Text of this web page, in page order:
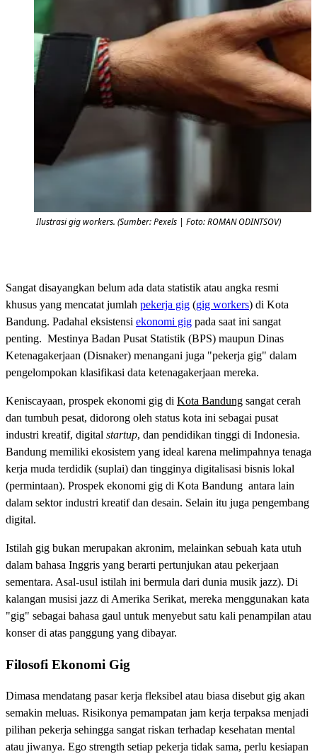
Ilustrasi gig workers. (Sumber: Pexels | Foto: ROMAN ODINTSOV)
Sangat disayangkan belum ada data statistik atau angka resmi
khusus yang mencatat jumlah pekerja gig (gig workers) di Kota
Bandung. Padahal eksistensi ekonomi gig pada saat ini sangat
penting. Mestinya Badan Pusat Statistik (BPS) maupun Dinas
Ketenagakerjaan (Disnaker) menangani juga "pekerja gig" dalam
pengelompokan klasifikasi data ketenagakerjaan mereka.
Keniscayaan, prospek ekonomi gig di Kota Bandung sangat cerah
dan tumbuh pesat, didorong oleh status kota ini sebagai pusat
industri kreatif, digital startup, dan pendidikan tinggi di Indonesia.
Bandung memiliki ekosistem yang ideal karena melimpahnya tenaga
kerja muda terdidik (suplai) dan tingginya digitalisasi bisnis lokal
(permintaan). Prospek ekonomi gig di Kota Bandung antara lain
dalam sektor industri kreatif dan desain. Selain itu juga pengembang
digital.
Istilah gig bukan merupakan akronim, melainkan sebuah kata utuh
dalam bahasa Inggris yang berarti pertunjukan atau pekerjaan
sementara. Asal-usul istilah ini bermula dari dunia musik jazz). Di
kalangan musisi jazz di Amerika Serikat, mereka menggunakan kata
"gig" sebagai bahasa gaul untuk menyebut satu kali penampilan atau
konser di atas panggung yang dibayar.
Filosofi Ekonomi Gig
Dimasa mendatang pasar kerja fleksibel atau biasa disebut gig akan
semakin meluas. Risikonya pemampatan jam kerja terpaksa menjadi
pilihan pekerja sehingga sangat riskan terhadap kesehatan mental
atau jiwanya. Ego strength setiap pekerja tidak sama, perlu kesiapan